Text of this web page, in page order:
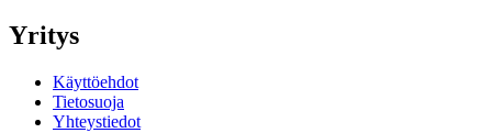
Yritys
Käyttöehdot
Tietosuoja
Yhteystiedot